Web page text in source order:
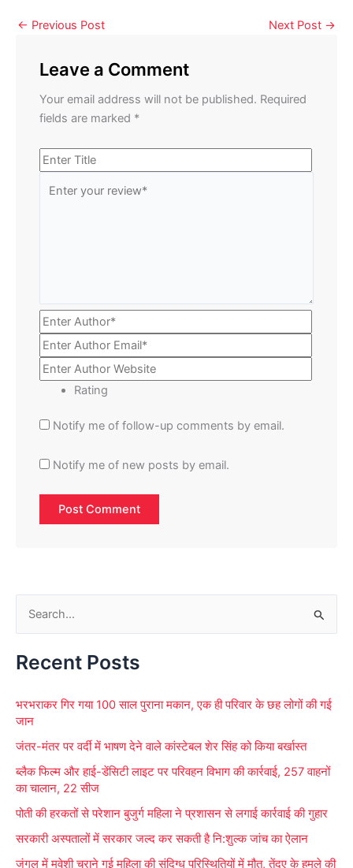
← Previous Post Next Post →
Leave a Comment
Your email address will not be published. Required
fields are marked *
Rating
Notify me of follow-up comments by email.
Notify me of new posts by email.
a
c
f
o
Recent Posts
भरभराकर गिर गया 100 साल पुराना मकान, एक ही परिवार के छह लोगों की गई
जान
जंतर-मंतर पर वर्दी में भाषण देने वाले कांस्टेबल शेर सिंह को किया बर्खास्त
ब्लैक फिल्म और हाई-डेंसिटी लाइट पर परिवहन विभाग की कार्रवाई, 257 वाहनों
का चालान, 22 सीज
पोती की हरकतों से परेशान बुजुर्ग महिला ने प्रशासन से लगाई कार्रवाई की गुहार
सरकारी अस्पतालों में सरकार जल्द कर सकती है नि:शुल्क जांच का ऐलान
जंगल में मवेशी चराने गई महिला की संदिग्ध परिस्थितियों में मौत, तेंदुए के हमले की